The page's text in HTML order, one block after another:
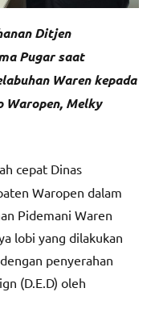
Ditjen
Pugar saat
Waren kepada
Waropen, Melky
cepat Dinas
Waropen dalam
Pidemani Waren
lobi yang dilakukan
penyerahan
(D.E.D) oleh